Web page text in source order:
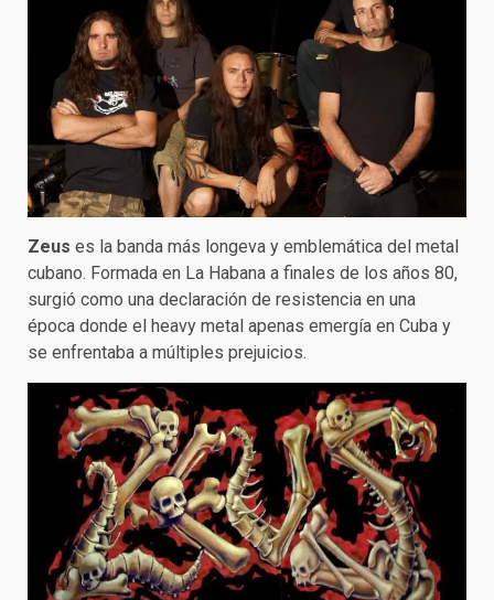
Zeus es la banda más longeva y emblemática del metal
cubano. Formada en La Habana a finales de los años 80,
surgió como una declaración de resistencia en una
época donde el heavy metal apenas emergía en Cuba y
se enfrentaba a múltiples prejuicios.